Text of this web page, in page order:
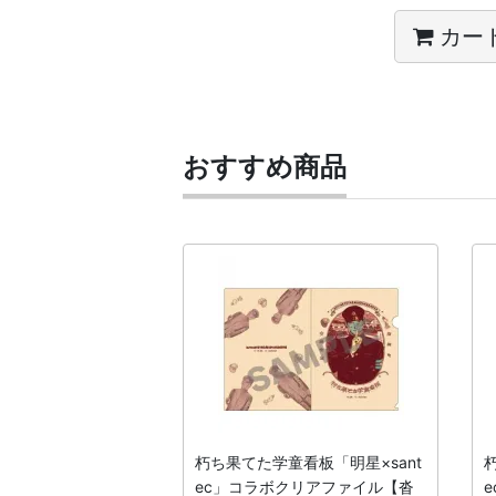
カー
おすすめ商品
朽ち果てた学童看板「明星×sant
ec」コラボクリアファイル【沓